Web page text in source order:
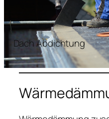
Dach Abdichtung